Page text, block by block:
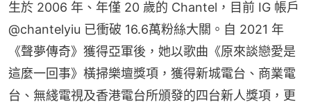
生於 2006 年、年僅 20 歲的 Chantel，目前 IG 帳戶
@chantelyiu 已衝破 16.6萬粉絲大關。自 2021 年
《聲夢傳奇》獲得亞軍後，她以歌曲《原來談戀愛是
這麼一回事》橫掃樂壇獎項，獲得新城電台、商業電
台、無綫電視及香港電台所頒發的四台新人獎項，更